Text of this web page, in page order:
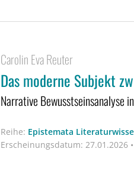
Carolin Eva Reuter
Das moderne Subjekt
Narrative Bewusstseinsanalyse in
Reihe: Epistemata
Erscheinungsdatum: 27.01.2026